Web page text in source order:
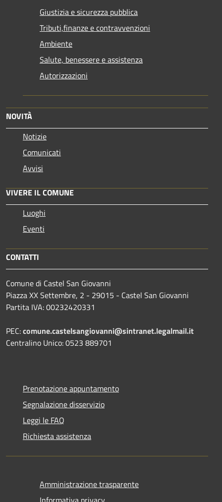
Giustizia e sicurezza pubblica
Tributi,finanze e contravvenzioni
Ambiente
Salute, benessere e assistenza
Autorizzazioni
NOVITÀ
Notizie
Comunicati
Avvisi
VIVERE IL COMUNE
Luoghi
Eventi
CONTATTI
Comune di Castel San Giovanni
Piazza XX Settembre, 2 - 29015 - Castel San Giovanni
Partita IVA: 00232420331
PEC:comune.castelsangiovanni@sintranet.legalmail.it
Centralino Unico: 0523 889701
Prenotazione appuntamento
Segnalazione disservizio
Leggi le FAQ
Richiesta assistenza
Amministrazione trasparente